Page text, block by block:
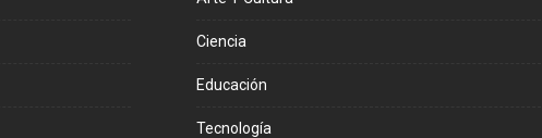
Ciencia
Educación
Tecnología